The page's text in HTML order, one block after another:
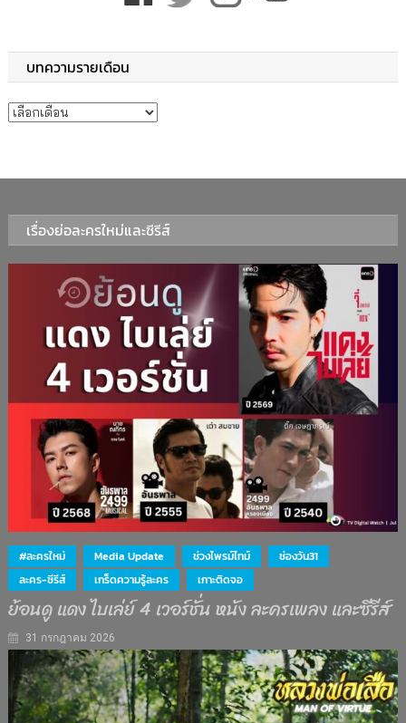
บทความรายเดือน
บทความรายเดือน
เรื่องย่อละครใหม่และซีรีส์
#ละครใหม่ Media Update ช่วงไพรม์ไทม์
ช่องวัน31
ละคร-ซีรีส์
เกร็ดความรู้ละคร เกาะติดจอ
ย้อนดู แดง ไบเล่ย์ 4 เวอร์ชั่น หนัง ละครเพลง และซีรีส์
31 กรกฎาคม 2026